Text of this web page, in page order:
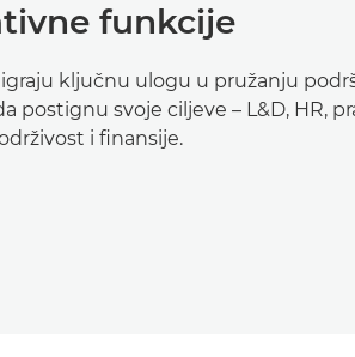
funkcije
ključnu ulogu u pružanju
postignu svoje ciljeve – L&D, HR,
i finansije.